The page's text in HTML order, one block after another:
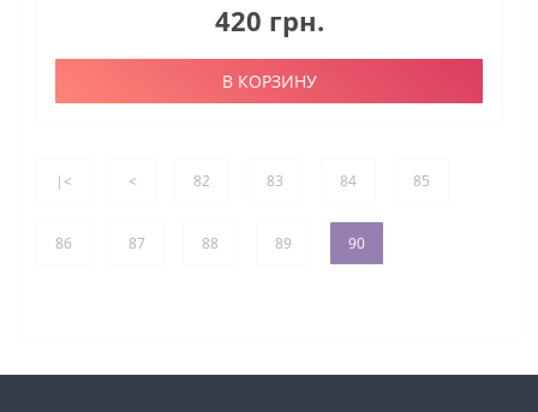
420 грн.
В КОРЗИНУ
|< < 82 83 84 85
86 87 88 89 90